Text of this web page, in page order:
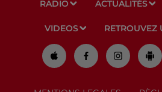
RADIO ACTUALITÉS
VIDEOS RETROUVEZ